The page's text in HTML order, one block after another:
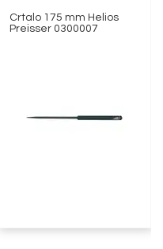
Crtalo 175 mm Helios
Preisser 0300007